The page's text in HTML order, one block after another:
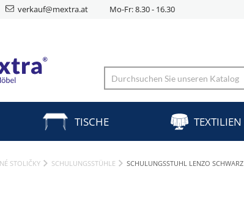
verkauf@mextra.at Mo-Fr: 8.30 - 16.30
TISCHE TEXTILIEN
STOLIČKY SCHULUNGSSTÜHLE SCHULUNGSSTUHL LENZO SCHWARZ